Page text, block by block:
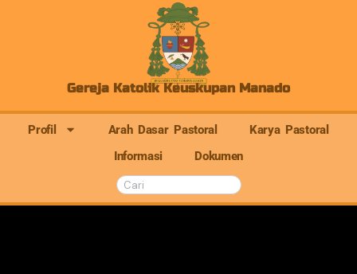
Gereja Katolik Keuskupan Manado
Profil Arah Dasar Pastoral
Karya Pastoral
Informasi
Dokumen